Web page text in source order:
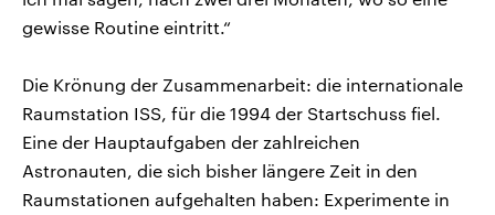
gewisse Routine eintritt.“
Die Krönung der Zusammenarbeit: die internationale
Raumstation ISS, für die 1994 der Startschuss fiel.
Eine der Hauptaufgaben der zahlreichen
Astronauten, die sich bisher längere Zeit in den
Raumstationen aufgehalten haben: Experimente in